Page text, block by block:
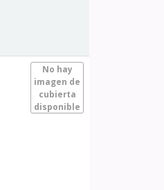
No hay
imagen de
cubierta
disponible